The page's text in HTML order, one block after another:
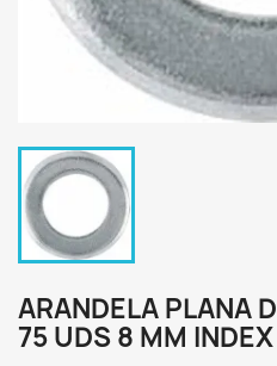
ARANDELA PLANA
75 UDS 8 MM